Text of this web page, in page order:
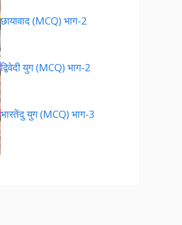
छायावाद (MCQ) भाग-2
द्विवेदी युग (MCQ) भाग-2
भारतेंदु युग (MCQ) भाग-3